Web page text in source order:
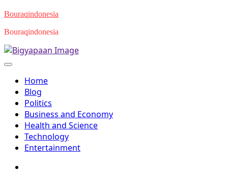
Skip
content
Bouraqindonesia
Bouraqindonesia
Home
Blog
Politics
Business and Economy
Health and Science
Technology
Entertainment